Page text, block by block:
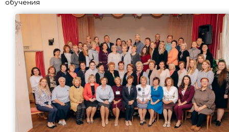
обучения